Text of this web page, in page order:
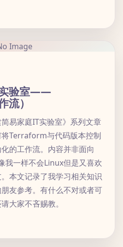
Image
验室——
）
易家庭IT实验室》系列文章
Terraform与代码版本控制
的工作流。内容并非面向
我一样不会Linux但是又喜欢
本文记录了我学习相关知识
友参考。有什么不对或者可
大家不吝赐教。